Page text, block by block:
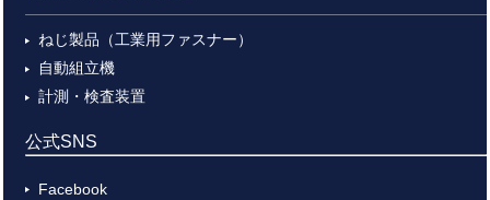
ねじ製品（工業用ファスナー）
自動組立機
計測・検査装置
公式SNS
Facebook